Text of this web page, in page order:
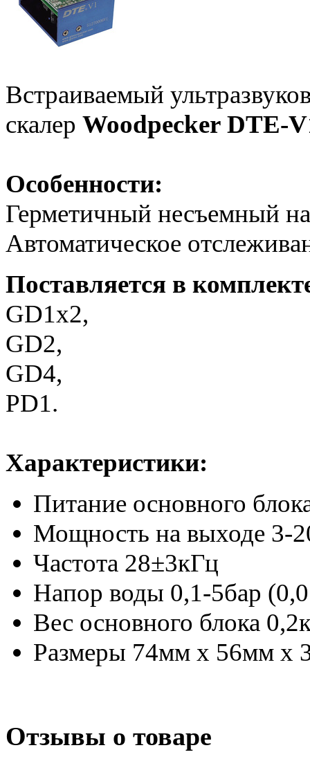
Встраиваемый
скалер Woodpecker DTE-
Особенности:
Герметичный несъемный
Автоматическое
Поставляется в
GD1x2,
GD2,
GD4,
PD1.
Характеристики:
Питание основного
Мощность на выходе 3-
Частота 28±3кГц
Напор воды 0,1-5бар
Вес основного блока
Размеры 74мм х 56мм х
Отзывы о товаре